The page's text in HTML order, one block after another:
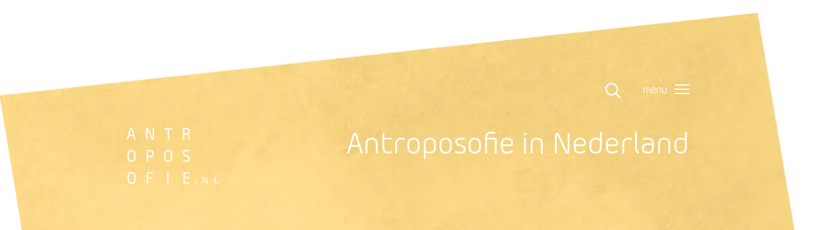
menu
Antroposoﬁe in Nederland